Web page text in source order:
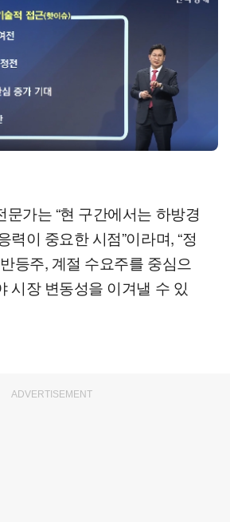
문가는 “현 구간에서는 하방경
력이 중요한 시점”이라며, “정
등주, 계절 수요주를 중심으
시장 변동성을 이겨낼 수 있
ADVERTISEMENT